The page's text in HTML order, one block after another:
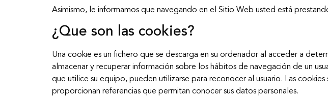
Asimismo, le informamos que navegando en el Sitio Web usted está
¿Que son las cookies?
Una cookie es un fichero que se descarga en su ordenador al acceder a
almacenar y recuperar información sobre los hábitos de navegación de un
que utilice su equipo, pueden utilizarse para reconocer al usuario. Las
proporcionan referencias que permitan conocer sus datos personales.